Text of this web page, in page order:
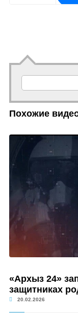
Похожие
«Архыз 24»
защитниках
20.02.2026